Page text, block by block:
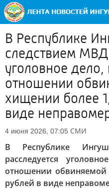
В Республике
следствием МВД
уголовное
отношении
хищении более
виде
4 июня 2026, 07:05 СМИ
В Республике
расследуется
отношении
рублей в виде